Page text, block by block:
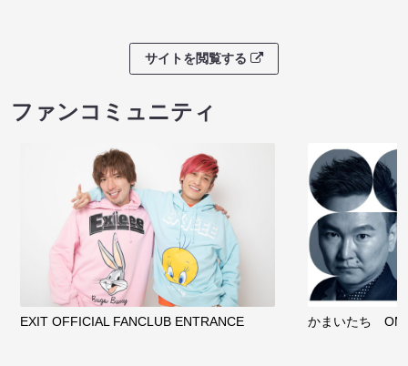
サイトを閲覧する
ファンコミュニティ
EXIT OFFICIAL FANCLUB ENTRANCE かまいたち